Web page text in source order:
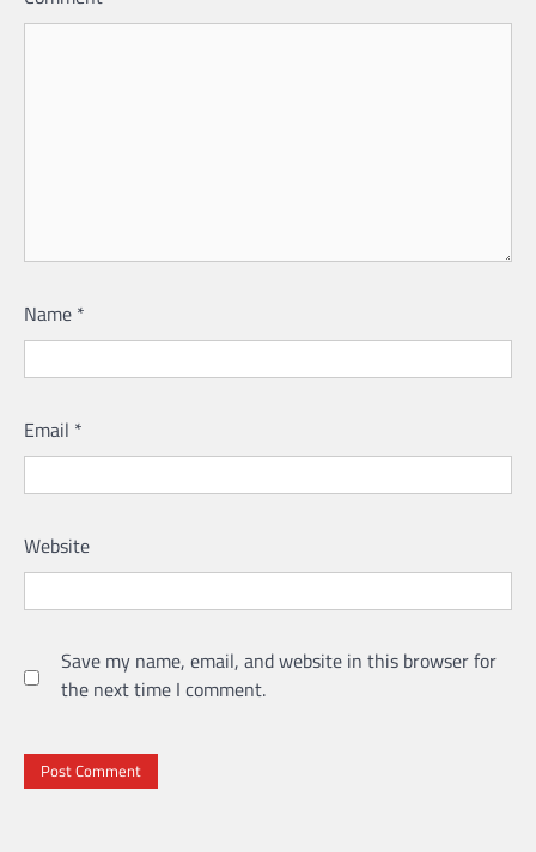
Name *
Email *
Website
Save my name, email, and website in this browser for
the next time I comment.